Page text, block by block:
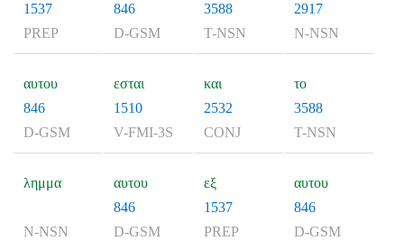
1537
PREP
846
D-GSM
3588
T-NSN
2917
N-NSN
αυτου
846
D-GSM
εσται
1510
V-FMI-3S
και
2532
CONJ
το
3588
T-NSN
λημμα
N-NSN
αυτου
846
D-GSM
εξ
1537
PREP
αυτου
846
D-GSM